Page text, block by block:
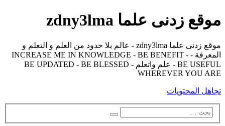
موقع زدنى علما zdny3lma
موقع زدنى علما zdny3lma - عالم بلا حدود من العلم و التعلم و
المعرفة - INCREASE ME IN KNOWLEDGE - BE BENEFIT -
BE USEFUL - علم واتعلم - BE UPDATED - BE BLESSED
WHEREVER YOU ARE
تجاهل المحتويات
بحث
بحث
متقدم